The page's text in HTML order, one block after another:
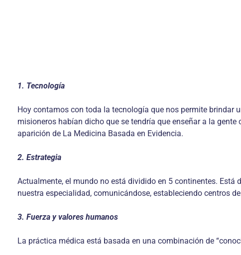
1. Tecnología
Hoy contamos con toda la tecnología que nos permite brindar
misioneros habían dicho que se tendría que enseñar a la
aparición de La Medicina Basada en Evidencia.
2. Estrategia
Actualmente, el mundo no está dividido en 5 continentes. Está
nuestra especialidad, comunicándose, estableciendo centros
3. Fuerza y valores humanos
La práctica médica está basada en una combinación de